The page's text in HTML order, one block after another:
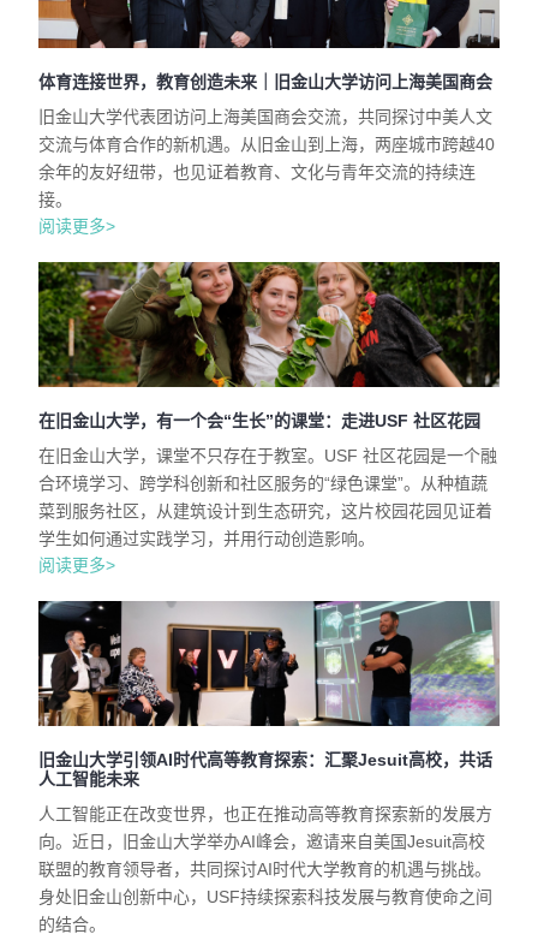
体育连接世界，教育创造未来｜旧金山大学访问上海美国商会
旧金山大学代表团访问上海美国商会交流，共同探讨中美人文
交流与体育合作的新机遇。从旧金山到上海，两座城市跨越40
余年的友好纽带，也见证着教育、文化与青年交流的持续连
接。
阅读更多>
在旧金山大学，有一个会“生长”的课堂：走进USF 社区花园
在旧金山大学，课堂不只存在于教室。USF 社区花园是一个融
合环境学习、跨学科创新和社区服务的“绿色课堂”。从种植蔬
菜到服务社区，从建筑设计到生态研究，这片校园花园见证着
学生如何通过实践学习，并用行动创造影响。
阅读更多>
旧金山大学引领AI时代高等教育探索：汇聚Jesuit高校，共话
人工智能未来
人工智能正在改变世界，也正在推动高等教育探索新的发展方
向。近日，旧金山大学举办AI峰会，邀请来自美国Jesuit高校
联盟的教育领导者，共同探讨AI时代大学教育的机遇与挑战。
身处旧金山创新中心，USF持续探索科技发展与教育使命之间
的结合。